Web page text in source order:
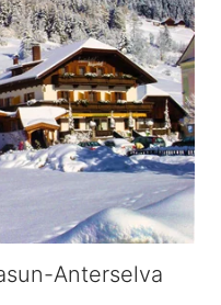
Anterselva